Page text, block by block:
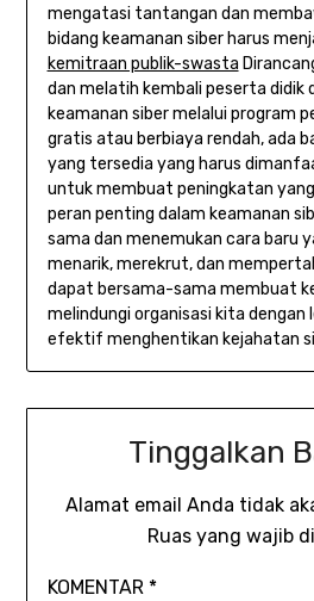
mengatasi tantangan dan
bidang keamanan siber harus
kemitraan publik-swasta
dan melatih kembali peserta didik
keamanan siber melalui program
gratis atau berbiaya rendah, ada
yang tersedia yang harus
untuk membuat peningkatan
peran penting dalam keamanan
sama dan menemukan cara baru
menarik, merekrut, dan
dapat bersama-sama membuat
melindungi organisasi kita dengan
efektif menghentikan kejahatan
Tinggalkan
Alamat email Anda tidak
Ruas yang wajib
KOMENTAR *